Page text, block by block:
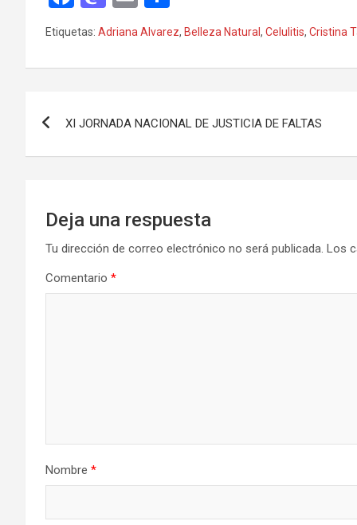
a
ce
b
o
k
a
st
o
o
n
m
ail m
p
tir
Etiquetas: Adriana Alvarez, Belleza Natural , Celulitis, Cristina
XI JORNADA NACIONAL DE JUSTICIA DE FALTAS
Deja una respuesta
Tu dirección de correo electrónico no será publicada. Los
Comentario *
Nombre *